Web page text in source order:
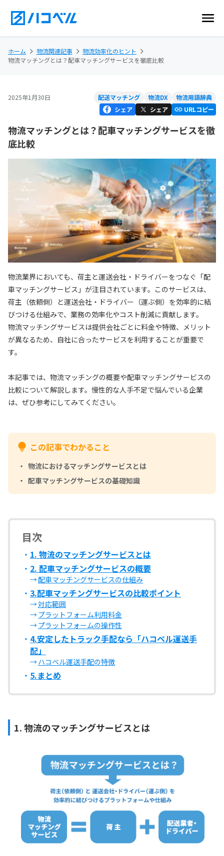
ホーム 物流関連記事
物流効率化のヒント
物流マッチングとは？配車マッチングサービスを徹底比較
2025年1月30日 配送マッチング 物流DX
物流用語辞典
シェア
シェア URLコピー
物流マッチングとは？配車マッチングサービスを徹
底比較
物流業界においても、荷主と運送会社・ドライバーをつなぐ「配
車マッチングサービス」が注目されています。このサービスは、
荷主（依頼側）と運送会社・ドライバー（運ぶ側）を効率的に結
びつける仕組みで、業務の効率化やコスト削減に貢献します。
物流マッチングサービスは提供会社ごとに料金や特徴、メリット
が異なるため、自社に合ったサービスを利用することが重要で
す。
本記事では、物流マッチングの概要や配車マッチングサービスの
比較について解説します。慢性的な人手不足で悩んでいる企業
は、ぜひ参考にしてみてください。
この記事でわかること
物流におけるマッチングサービスとは
配車マッチングサービスの基礎知識
目次
1. 物流のマッチングサービスとは
2. 配車マッチングサービスの概要
配車マッチングサービスの仕組み
3.配車マッチングサービスの比較ポイント
対応範囲
プラットフォーム利用料金
プラットフォームの操作性
4.安定したトラック手配なら「ハコベル運送手
配」
ハコベル運送手配の特徴
5.まとめ
1. 物流のマッチングサービスとは